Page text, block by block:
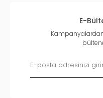
E-